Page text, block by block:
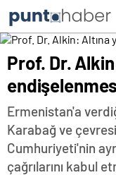
Prof. Dr.
Ermenistan'a
Karabağ ve
Cumhuriyeti'nin
çağrılarını kabul